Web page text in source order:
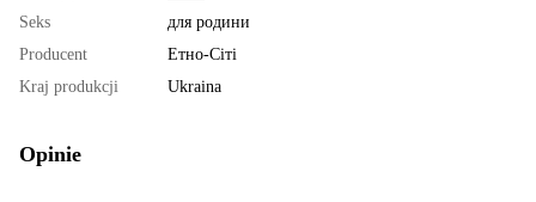
Seks
для родини
Producent
Етно-Сіті
Kraj produkcji
Ukraina
Opinie